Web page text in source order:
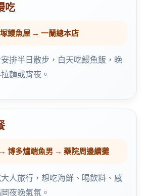
吃
鰻魚屋 → 一蘭總本店
排半日散步，白天吃鰻魚飯，晚
麵或宵夜。
博多爐端魚男 → 藥院周邊續攤
人旅行，想吃海鮮、喝飲料、感
夜晚氣氛。